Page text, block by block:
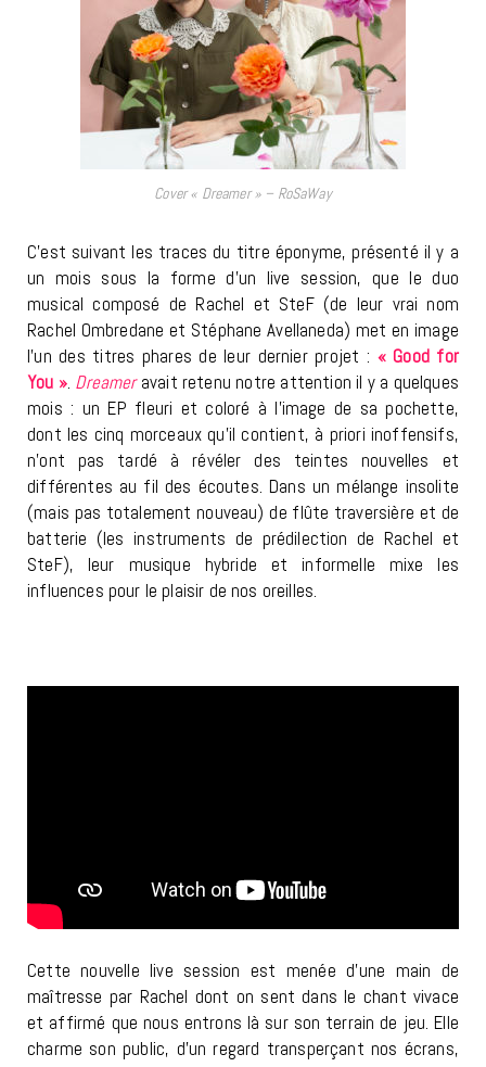
Cover « Dreamer » – RoSaWay
C’est suivant les traces du titre éponyme, présenté il y a
un mois sous la forme d’un live session, que le duo
musical composé de Rachel et SteF (de leur vrai nom
Rachel Ombredane et Stéphane Avellaneda) met en image
l’un des titres phares de leur dernier projet : « Good for
You ». Dreameravait retenu notre attention il y a quelques
mois : un EP fleuri et coloré à l’image de sa pochette,
dont les cinq morceaux qu’il contient, à priori inoffensifs,
n’ont pas tardé à révéler des teintes nouvelles et
différentes au fil des écoutes. Dans un mélange insolite
(mais pas totalement nouveau) de flûte traversière et de
batterie (les instruments de prédilection de Rachel et
SteF), leur musique hybride et informelle mixe les
influences pour le plaisir de nos oreilles.
Cette nouvelle live session est menée d’une main de
maîtresse par Rachel dont on sent dans le chant vivace
et affirmé que nous entrons là sur son terrain de jeu. Elle
charme son public, d’un regard transperçant nos écrans,